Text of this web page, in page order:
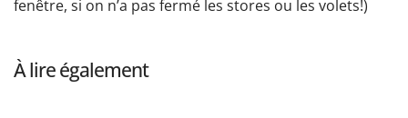
fenêtre, si on n’a pas fermé les stores ou les volets!)
À lire également